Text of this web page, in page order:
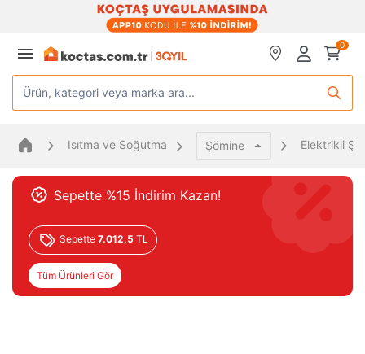
0
Ürün, kategori veya marka ara...
Isıtma ve Soğutma Şömine Elektrikli
Sepette %15 İndirim Kazan!
Sepette 7.012,5 TL
Tüm Ürünleri Gör